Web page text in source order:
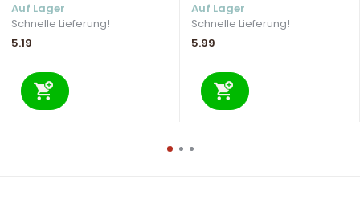
Auf Lager
Schnelle Lieferung!
5.19
Auf Lager
Schnelle Lieferung!
5.99